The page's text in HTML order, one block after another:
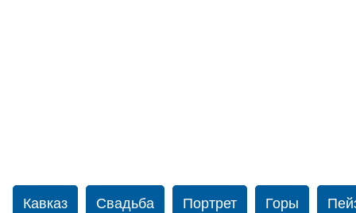
Кавказ Свадьба Портрет Горы